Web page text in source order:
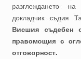
разглеждането
докладчик съдия
Висшия съдебен
правомощия с
отговорност.